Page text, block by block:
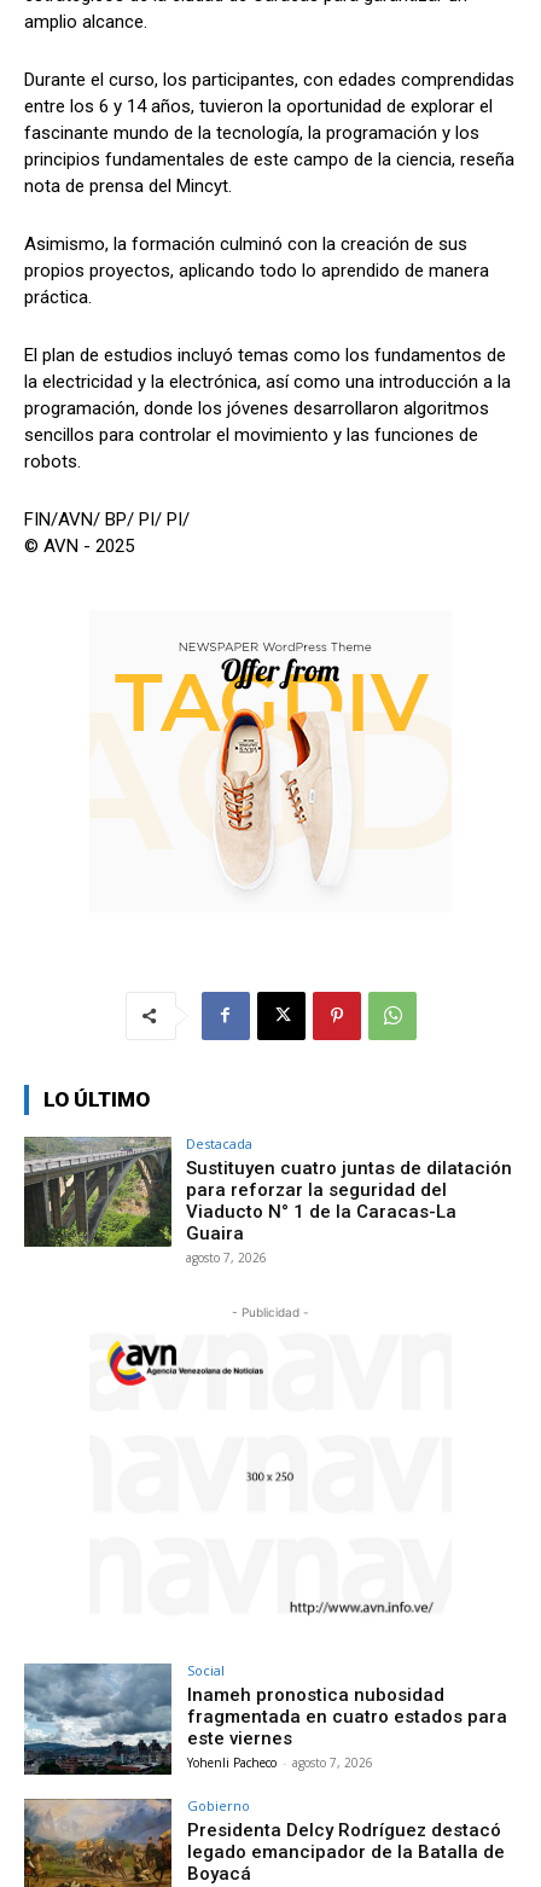
amplio alcance.
Durante el curso, los participantes, con edades comprendidas
entre los 6 y 14 años, tuvieron la oportunidad de explorar el
fascinante mundo de la tecnología, la programación y los
principios fundamentales de este campo de la ciencia, reseña
nota de prensa del Mincyt.
Asimismo, la formación culminó con la creación de sus
propios proyectos, aplicando todo lo aprendido de manera
práctica.
El plan de estudios incluyó temas como los fundamentos de
la electricidad y la electrónica, así como una introducción a la
programación, donde los jóvenes desarrollaron algoritmos
sencillos para controlar el movimiento y las funciones de
robots.
FIN/AVN/ BP/ PI/ PI/
© AVN - 2025
LO ÚLTIMO
Destacada
Sustituyen cuatro juntas de dilatación
para reforzar la seguridad del
Viaducto N° 1 de la Caracas-La
Guaira
agosto 7, 2026
- Publicidad -
Social
Inameh pronostica nubosidad
fragmentada en cuatro estados para
este viernes
Yohenli Pacheco - agosto 7, 2026
Gobierno
Presidenta Delcy Rodríguez destacó
legado emancipador de la Batalla de
Boyacá